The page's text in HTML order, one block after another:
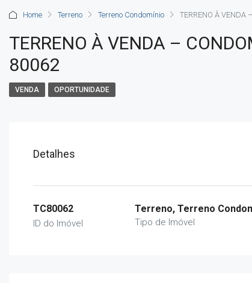
Home Terreno Terreno Condomínio TERRENO À VENDA
TERRENO À VENDA –
80062
VENDA OPORTUNIDADE
Detalhes
TC80062
ID do Imóvel
Terreno, Terreno
Tipo de Imóvel